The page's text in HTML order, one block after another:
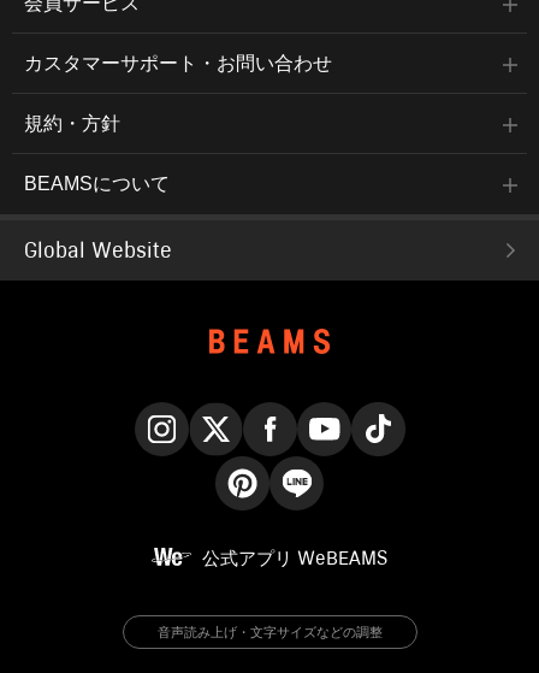
カスタマーサポート・お問い合わせ
規約・方針
BEAMSについて
Global Website
公式アプリ WeBEAMS
音声読み上げ・文字サイズなどの調整